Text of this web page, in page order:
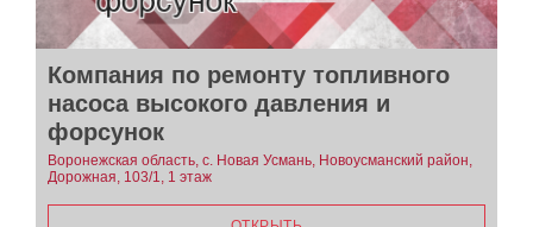
Компания по ремонту топливного
насоса высокого давления и
форсунок
Воронежская область, с. Новая Усмань, Новоусманский район,
Дорожная, 103/1, 1 этаж